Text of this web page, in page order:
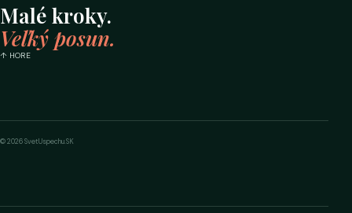
Malé kroky.
Veľký posun.
↑ HORE
© 2026 SvetUspechu.SK